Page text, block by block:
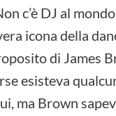
c’è DJ al
icona della
di James
esisteva
ma Brown